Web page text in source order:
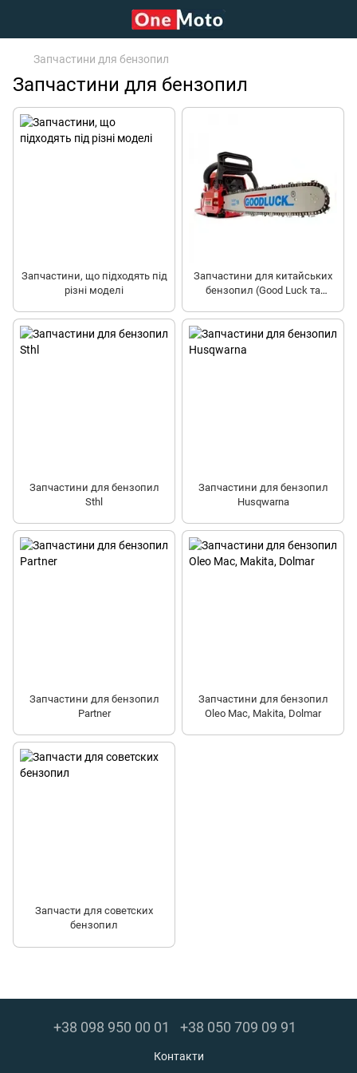
Запчастини для бензопил
Запчастини для бензопил
Запчастини, що підходять під
різні моделі
Запчастини для китайських
бензопил (Good Luck та
Запчастини для бензопил
Sthl
Запчастини для бензопил
Husqwarna
Запчастини для бензопил
Partner
Запчастини для бензопил
Oleo Mac, Makita, Dolmar
Запчасти для советских
бензопил
+38 098 950 00 01 +38 050 709 09 91
Контакти